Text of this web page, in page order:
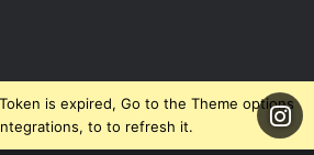
is expired, Go to the Theme options
to to refresh it.